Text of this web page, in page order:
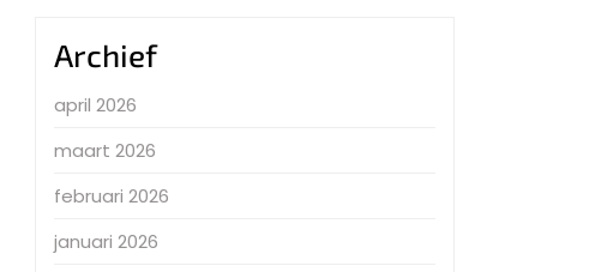
Archief
april 2026
maart 2026
februari 2026
januari 2026